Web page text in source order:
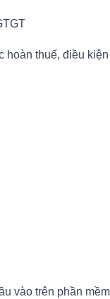
hoàn thuế, điều kiện
vào trên phần mềm